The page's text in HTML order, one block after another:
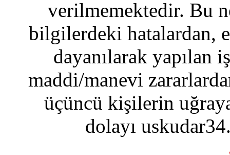
verilmemektedir. Bu
bilgilerdeki hatalardan,
dayanılarak yapılan
maddi/manevi
üçüncü kişilerin
dolayı